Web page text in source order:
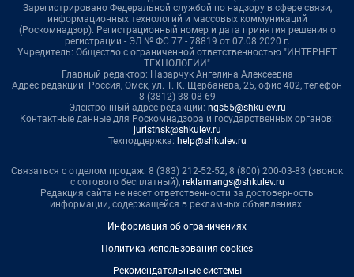
Зарегистрировано Федеральной службой по надзору в сфере связи,
информационных технологий и массовых коммуникаций
(Роскомнадзор). Регистрационный номер и дата принятия решения о
регистрации - ЭЛ № ФС 77 - 78819 от 07.08.2020 г.
Учредитель: Общество с ограниченной ответственностью "ИНТЕРНЕТ
ТЕХНОЛОГИИ"
Главный редактор: Назарчук Ангелина Алексеевна
Адрес редакции: Россия, Омск, ул. Т. К. Щербанева, 25, офис 402, телефон
8 (3812) 38-08-69
Электронный адрес редакции: ngs55@shkulev.ru
Контактные данные для Роскомнадзора и государственных органов:
juristnsk@shkulev.ru
Техподдержка: help@shkulev.ru
Связаться с отделом продаж: 8 (383) 212-52-52, 8 (800) 200-03-83 (звонок
с сотового бесплатный), reklamangs@shkulev.ru
Редакция сайта не несет ответственности за достоверность
информации, содержащейся в рекламных объявлениях.
Информация об ограничениях
Политика использования cookies
Рекомендательные системы